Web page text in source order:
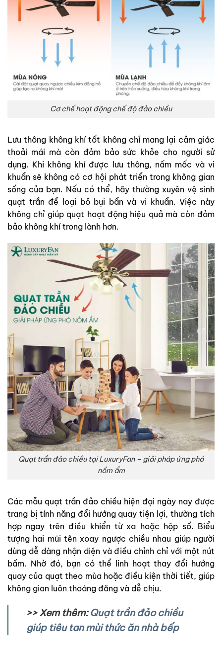
Cơ chế hoạt động chế độ đảo chiều
Lưu thông không khí tốt không chỉ mang lại cảm giác
thoải mái mà còn đảm bảo sức khỏe cho người sử
dụng. Khi không khí được lưu thông, nấm mốc và vi
khuẩn sẽ không có cơ hội phát triển trong không gian
sống của bạn. Nếu có thể, hãy thường xuyên vệ sinh
quạt trần để loại bỏ bụi bẩn và vi khuẩn. Việc này
không chỉ giúp quạt hoạt động hiệu quả mà còn đảm
bảo không khí trong lành hơn.
Quạt trần đảo chiều tại LuxuryFan – giải pháp ứng phó
nồm ẩm
Các mẫu quạt trần đảo chiều hiện đại ngày nay được
trang bị tính năng đổi hướng quay tiện lợi, thường tích
hợp ngay trên điều khiển từ xa hoặc hộp số. Biểu
tượng hai mũi tên xoay ngược chiều nhau giúp người
dùng dễ dàng nhận diện và điều chỉnh chỉ với một nút
bấm. Nhờ đó, bạn có thể linh hoạt thay đổi hướng
quay của quạt theo mùa hoặc điều kiện thời tiết, giúp
không gian luôn thoáng đãng và dễ chịu.
>> Xem thêm:Quạt trần đảo chiều
giúp tiêu tan mùi thức ăn nhà bếp